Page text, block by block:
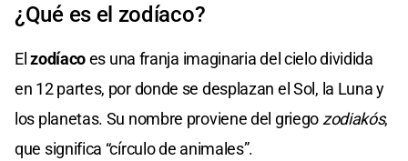
¿Qué es el zodíaco?
Elzodíacoes una franja imaginaria del cielo dividida
en 12 partes, por donde se desplazan el Sol, la Luna y
los planetas. Su nombre proviene del griego zodiakós,
que significa “círculo de animales”.